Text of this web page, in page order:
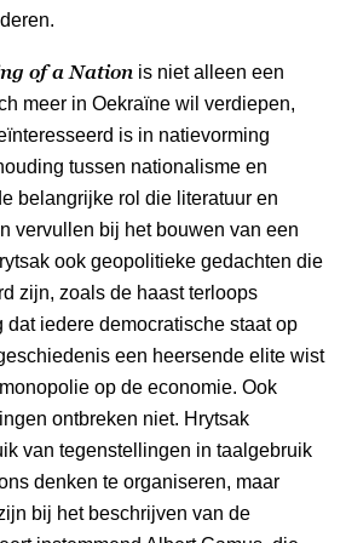
of a Nation is niet alleen een
meer in Oekraïne wil verdiepen,
is in natievorming
tussen nationalisme en
belangrijke rol die literatuur en
vervullen bij het bouwen van een
ook geopolitieke gedachten die
zijn, zoals de haast terloops
dat iedere democratische staat op
een heersende elite wist
op de economie. Ook
ontbreken niet. Hrytsak
van tegenstellingen in taalgebruik
denken te organiseren, maar
bij het beschrijven van de